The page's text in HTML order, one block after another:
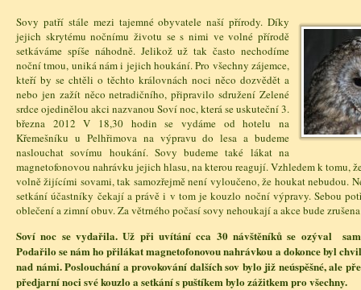
Sovy patří stále mezi tajemné obyvatele naší přírody. Díky
jejich skrytému nočnímu životu se s nimi ve volné přírodě
setkáváme spíše náhodně. Jelikož už tak často nechodíme
noční tmou, uniká nám i jejich houkání. Pro všechny zájemce,
kteří by se chtěli o těchto královnách noci něco dozvědět a
nebo jen zažít něco netradičního, připravilo sdružení Zelené
srdce ojedinělou akci nazvanou Soví noc, která se uskuteční 3.
března 2012 V 18,30 hodin se vydáme od hotelu na
Křemešníku u Pelhřimova na výpravu do lesa a budeme
naslouchat sovímu houkání. Sovy budeme také lákat na
magnetofonovou nahrávku jejich hlasu, na kterou reagují. Vzhledem k tomu,
volně žijícími sovami, tak samozřejmě není vyloučeno, že houkat nebudou.
setkání účastníky čekají a právě i v tom je kouzlo noční výpravy. Sebou
oblečení a zimní obuv. Za větrného počasí sovy nehoukají a akce bude
Soví noc se vydařila. Už při uvítání cca 30 návštěníků se ozýval
Podařilo se nám ho přilákat magnetofonovou nahrávkou a dokonce byl
nad námi. Poslouchání a provokování dalších sov bylo již neúspěšné, ale
předjarní noci své kouzlo a setkání s puštíkem bylo zážitkem pro všechny.